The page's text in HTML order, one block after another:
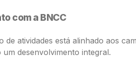
com a BNCC
de atividades está alinhado aos
desenvolvimento integral.